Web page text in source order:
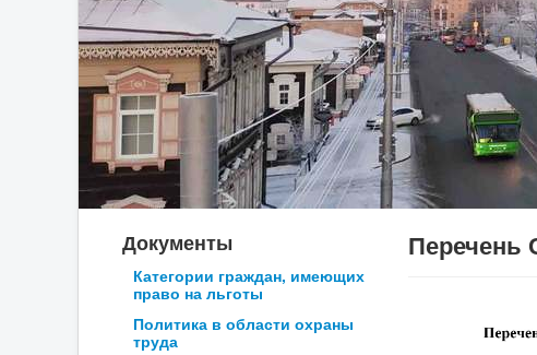
Документы
Категории граждан, имеющих
право на льготы
Политика в области охраны
труда